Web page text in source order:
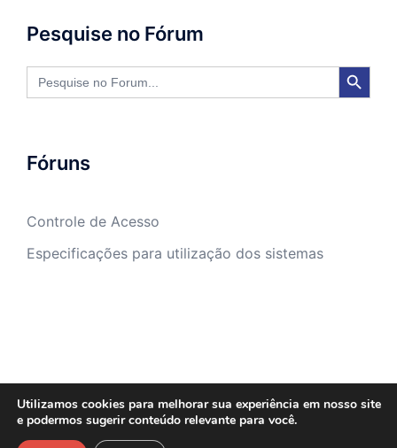
Pesquise no Fórum
Search
for:
SEARCH BUTTON
Fóruns
Controle de Acesso
Especificações para utilização dos sistemas
Sasw Tecnologia e Gestão Empresarial -
Utilizamos cookies para melhorar sua experiência em nosso site
e podermos sugerir conteúdo relevante para você.